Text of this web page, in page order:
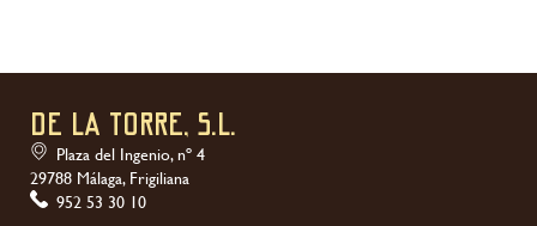
DE LA TORRE, S.L.
Plaza del Ingenio, nº 4
29788 Málaga, Frigiliana
952 53 30 10